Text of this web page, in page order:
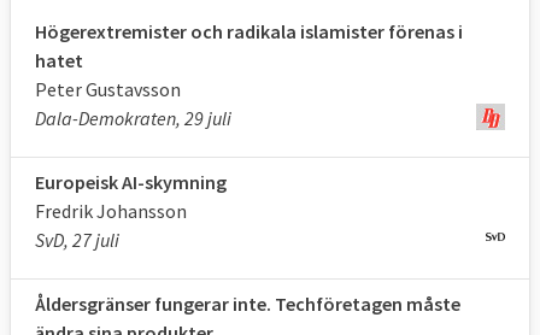
Högerextremister och radikala islamister förenas i
hatet
Peter Gustavsson
Dala-Demokraten, 29 juli
Europeisk AI-skymning
Fredrik Johansson
SvD, 27 juli
Åldersgränser fungerar inte. Techföretagen måste